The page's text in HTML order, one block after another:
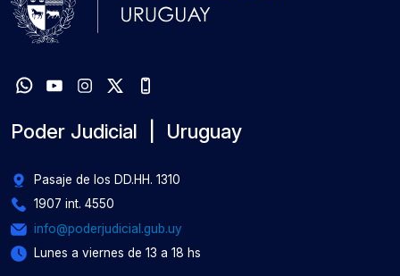
Poder Judicial | Uruguay
Pasaje de los DD.HH. 1310
1907 int. 4550
info@poderjudicial.gub.uy
Lunes a viernes de 13 a 18 hs